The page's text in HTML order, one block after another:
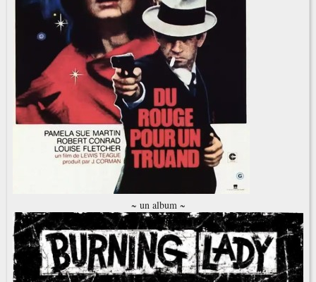
~ un album ~